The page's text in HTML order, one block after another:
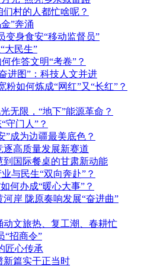
村的人都忙啥呢？
”奔涌
变身食安“移动监督员”
大民生”
作答文明“考卷”？
进图”：科技人文并进
如何炼成“网红”又“长红”？
无限，“地下”能源革命？
守门人”？
”成为边疆最美底色？
逐高质量发展新赛道
到国际餐桌的甘肃新动能
与民生“双向奔赴”？
何办成“暖心大事”？
岸 陇原奏响发展“奋进曲”
文旅热、复工潮、春耕忙
“招商令”
匠心传承
新篇实干正当时